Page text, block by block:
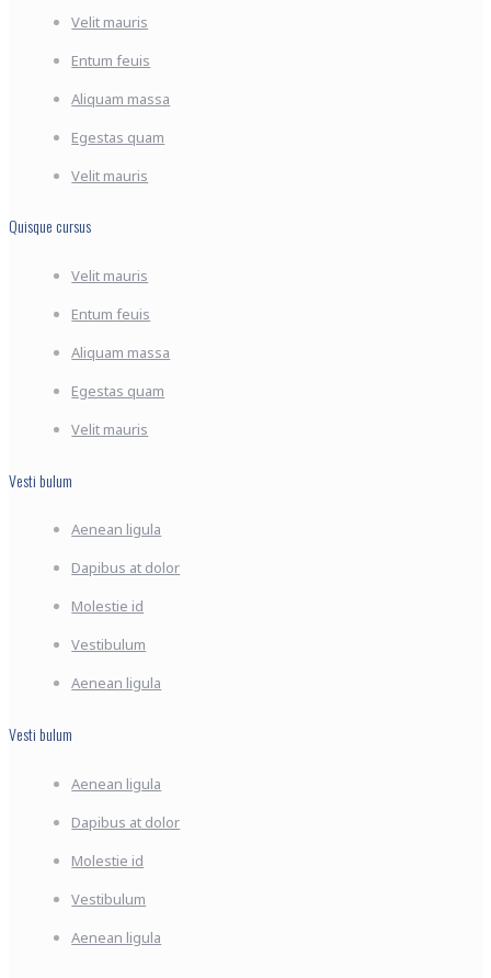
Velit mauris
Entum feuis
Aliquam massa
Egestas quam
Velit mauris
Quisque cursus
Velit mauris
Entum feuis
Aliquam massa
Egestas quam
Velit mauris
Vesti bulum
Aenean ligula
Dapibus at dolor
Molestie id
Vestibulum
Aenean ligula
Vesti bulum
Aenean ligula
Dapibus at dolor
Molestie id
Vestibulum
Aenean ligula